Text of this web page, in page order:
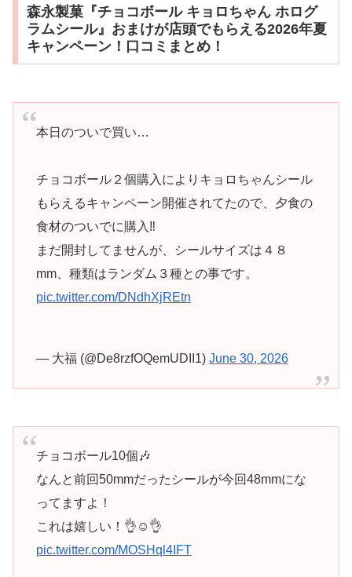
森永製菓『チョコボール キョロちゃん ホログ
ラムシール』おまけが店頭でもらえる2026年夏
キャンペーン！口コミまとめ！
本日のついで買い…
チョコボール２個購入によりキョロちゃんシール
もらえるキャンペーン開催されてたので、夕食の
食材のついでに購入‼️
まだ開封してませんが、シールサイズは４８
mm、種類はランダム３種との事です。
pic.twitter.com/DNdhXjREtn
— 大福 (@De8rzfOQemUDII1) June 30, 2026
チョコボール10個🎶
なんと前回50mmだったシールが今回48mmにな
ってますよ！
これは嬉しい！👌☺️👌
pic.twitter.com/MOSHql4IFT